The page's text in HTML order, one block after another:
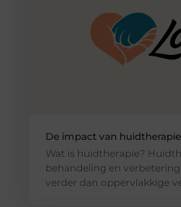
De impact van
Wat is huidtherapie?
behandeling en
verder dan oppervlakkige